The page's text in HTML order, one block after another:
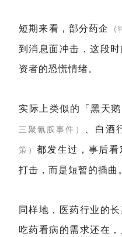
短期来看，部分药企
到消息面冲击，这段
资者的恐慌情绪。
实际上类似的「黑天
三聚氰胺事件）
、白酒
策）都发生过，事后
打击，而是短暂的插曲。
同样地，医药行业的
吃药看病的需求还在